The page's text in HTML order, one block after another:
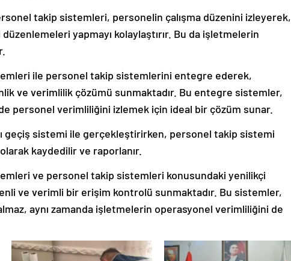
takip sistemleri, personelin çalışma düzenini izleyerek,
yapmayı kolaylaştırır. Bu da işletmelerin
ile personel takip sistemlerini entegre ederek,
ve verimlilik çözümü sunmaktadır. Bu entegre sistemler,
personel verimliliğini izlemek için ideal bir çözüm sunar.
geçiş sistemi ile gerçekleştirirken, personel takip sistemi
kaydedilir ve raporlanır.
ve personel takip sistemleri konusundaki yenilikçi
ve verimli bir erişim kontrolü sunmaktadır. Bu sistemler,
aynı zamanda işletmelerin operasyonel verimliliğini de